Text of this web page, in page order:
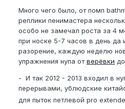
Много чего было, от помп
реплики пенимастера
особо не замечал роста за 4
при носке 5-7 часов в день да
разорение, каждую неделю
упражнения нупа отверёвки до
- И так 2012 - 2013 входил в
перерывами, ублюдские
для пыток петлевой pro